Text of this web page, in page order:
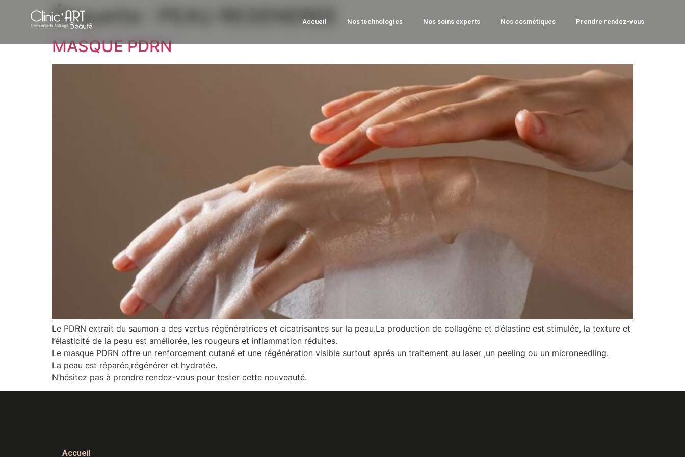
Accueil Nos technologies Nos soins experts Nos cosmétiques Prendre rendez-vous
Étiquette : PEAU REGENEREE
MASQUE PDRN
Le PDRN extrait du saumon a des vertus régénératrices et cicatrisantes sur la peau.La production de collagène et d’élastine est stimulée, la texture et
l’élasticité de la peau est améliorée, les rougeurs et inflammation réduites.
Le masque PDRN offre un renforcement cutané et une régénération visible surtout aprés un traitement au laser ,un peeling ou un microneedling.
La peau est réparée,régénérer et hydratée.
N’hésitez pas à prendre rendez-vous pour tester cette nouveauté.
Accueil